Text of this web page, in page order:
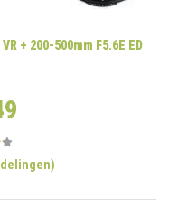
+ 200-500mm F5.6E ED